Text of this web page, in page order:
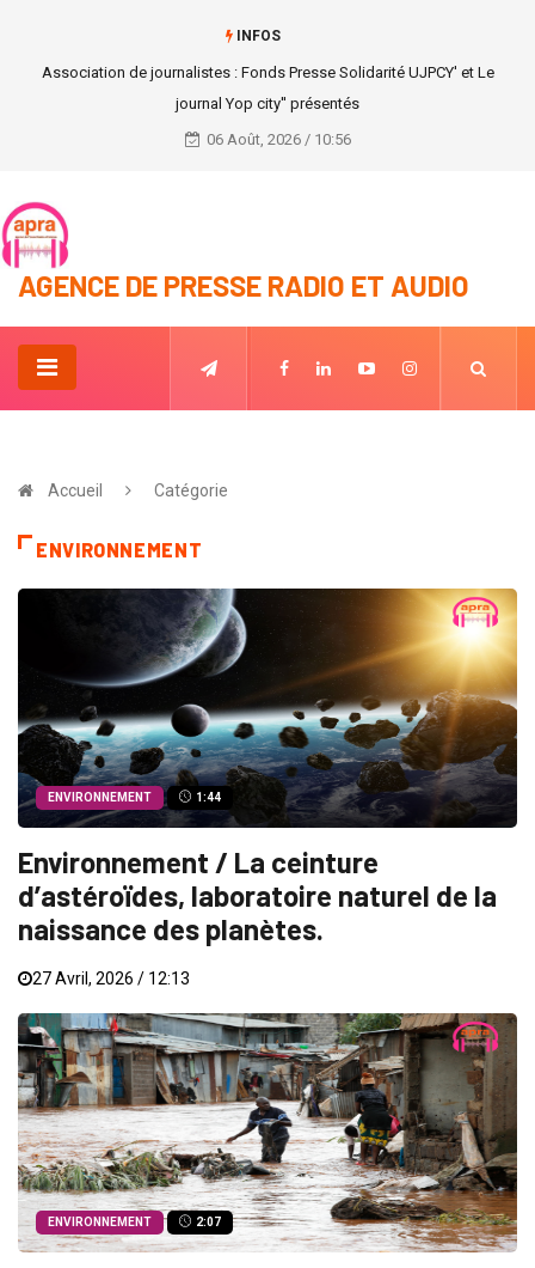
INFOS
Distribution de manuels scolaires : BONAMAS expérimente son projet
06 Août, 2026 / 10:56
AGENCE DE PRESSE RADIO ET AUDIO
Accueil Catégorie
ENVIRONNEMENT
ENVIRONNEMENT 1:44
Environnement / La ceinture
d’astéroïdes, laboratoire naturel de la
naissance des planètes.
27 Avril, 2026 / 12:13
ENVIRONNEMENT 2:07